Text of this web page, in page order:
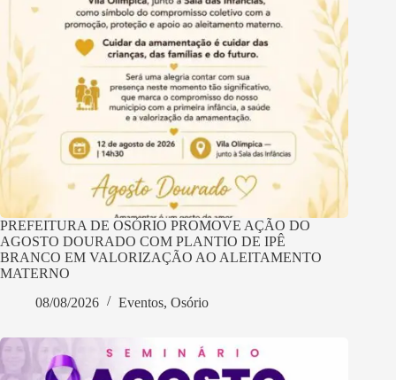
PREFEITURA DE OSÓRIO PROMOVE AÇÃO DO
AGOSTO DOURADO COM PLANTIO DE IPÊ
BRANCO EM VALORIZAÇÃO AO ALEITAMENTO
MATERNO
08/08/2026
Eventos, Osório